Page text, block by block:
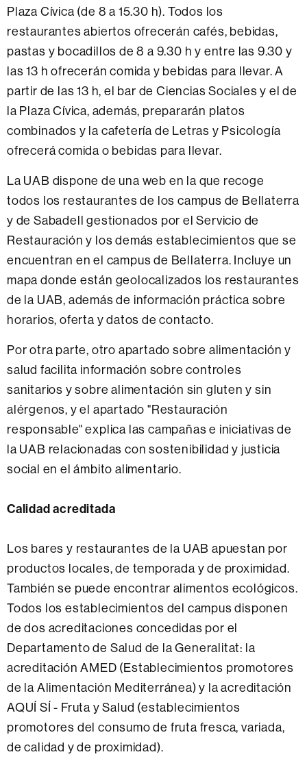
Plaza Cívica (de 8 a 15.30 h). Todos los
restaurantes abiertos ofrecerán cafés, bebidas,
pastas y bocadillos de 8 a 9.30 h y entre las 9.30 y
las 13 h ofrecerán comida y bebidas para llevar. A
partir de las 13 h, el bar de Ciencias Sociales y el de
la Plaza Cívica, además, prepararán platos
combinados y la cafetería de Letras y Psicología
ofrecerá comida o bebidas para llevar.
La UAB dispone de una web en la que recoge
todos los restaurantes de los campus de Bellaterra
y de Sabadell gestionados por el Servicio de
Restauración y los demás establecimientos que se
encuentran en el campus de Bellaterra. Incluye un
mapa donde están geolocalizados los restaurantes
de la UAB, además de información práctica sobre
horarios, oferta y datos de contacto.
Por otra parte, otro apartado sobre alimentación y
salud facilita información sobre controles
sanitarios y sobre alimentación sin gluten y sin
alérgenos, y el apartado "Restauración
responsable" explica las campañas e iniciativas de
la UAB relacionadas con sostenibilidad y justicia
social en el ámbito alimentario.
Calidad acreditada
Los bares y restaurantes de la UAB apuestan por
productos locales, de temporada y de proximidad.
También se puede encontrar alimentos ecológicos.
Todos los establecimientos del campus disponen
de dos acreditaciones concedidas por el
Departamento de Salud de la Generalitat: la
acreditación AMED (Establecimientos promotores
de la Alimentación Mediterránea) y la acreditación
AQUÍ SÍ - Fruta y Salud (establecimientos
promotores del consumo de fruta fresca, variada,
de calidad y de proximidad).